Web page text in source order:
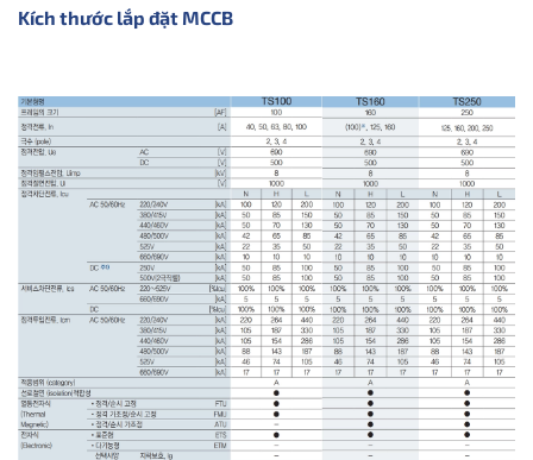
Kích thước lắp đặt MCCB